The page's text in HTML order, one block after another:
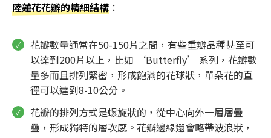
陸蓮花花瓣的精細結構 ：
花瓣數量通常在50-150片之間，有些重瓣品種甚至可
以達到200片以上，比如 ‘Butterfly’ 系列，花瓣數
量多而且排列緊密，形成飽滿的花球狀，單朵花的直
徑可以達到8-10公分。
花瓣的排列方式是螺旋狀的，從中心向外一層層疊
疊，形成獨特的層次感。花瓣邊緣還會略帶波浪狀，